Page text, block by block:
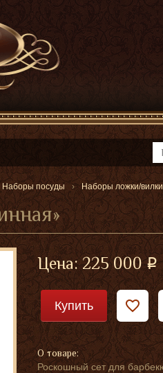
Наборы посуды Наборы ложки/вилки
Цена:225 000
Купить
О товаре:
Роскошный сет для